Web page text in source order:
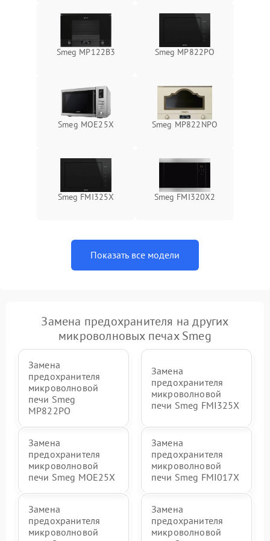
Smeg MP122B3 Smeg MP822PO
Smeg MOE25X Smeg MP822NPO
Smeg FMI325X Smeg FMI320X2
Показать все модели
Замена предохранителя на других
микроволновых печах Smeg
Замена
предохранителя
микроволновой
печи Smeg
MP822PO
Замена
предохранителя
микроволновой
печи Smeg FMI325X
Замена
предохранителя
микроволновой
печи Smeg MOE25X
Замена
предохранителя
микроволновой
печи Smeg FMI017X
Замена
предохранителя
микроволновой
Замена
предохранителя
микроволновой